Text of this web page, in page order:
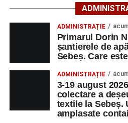
Duminică, 23 august
cea de-a III-a ediție a
de Sebeș”
Primul concert din cadrul
2026 a adus emoție și
În luna august, cele mai
Măcinic pot fi admirate la
ADMINISTRAȚIE
Primarul Dorin
șantierele de
Sebeș. Care
ADMINISTRAȚIE
3-19 august
colectare a
textile la Sebeș.
amplasate